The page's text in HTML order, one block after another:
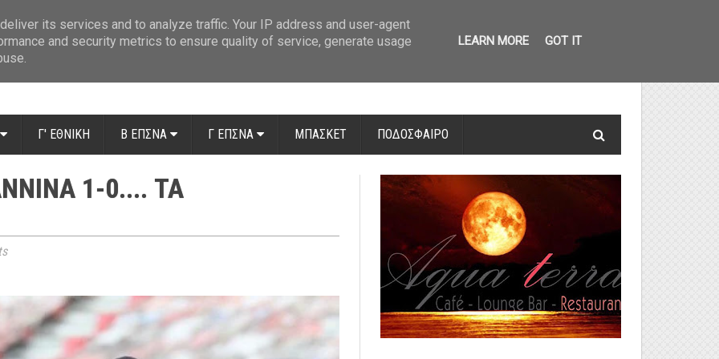
Γ' ΕΘΝΙΚΗ Β ΕΠΣΝΑ Γ ΕΠΣΝΑ ΜΠΑΣΚΕΤ ΠΟΔΟΣΦΑΙΡΟ
1-0.... ΤΑ
its services and to analyze traffic. Your IP address and user-agent
and security metrics to ensure quality of service, generate usage
LEARN MORE GOT IT